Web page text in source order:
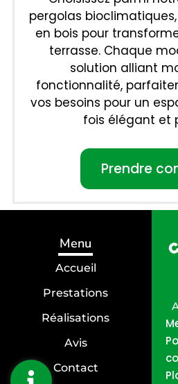
pergolas
en bois pour
terrasse. Chaque
solution alliant
fonctionnalité,
vos besoins pour un
fois élégant et
Prendre
Menu
Accueil
Prestations
Réalisations
Avis
Contact